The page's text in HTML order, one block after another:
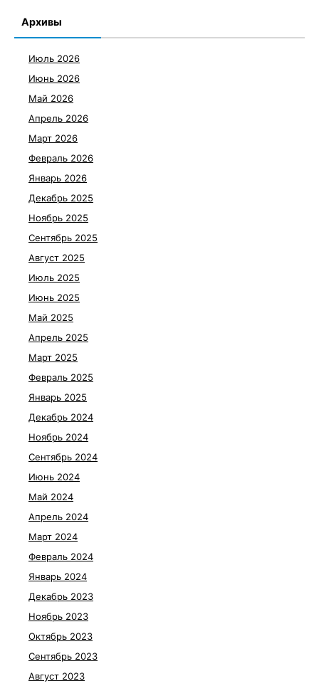
Архивы
Июль 2026
Июнь 2026
Май 2026
Апрель 2026
Март 2026
Февраль 2026
Январь 2026
Декабрь 2025
Ноябрь 2025
Сентябрь 2025
Август 2025
Июль 2025
Июнь 2025
Май 2025
Апрель 2025
Март 2025
Февраль 2025
Январь 2025
Декабрь 2024
Ноябрь 2024
Сентябрь 2024
Июнь 2024
Май 2024
Апрель 2024
Март 2024
Февраль 2024
Январь 2024
Декабрь 2023
Ноябрь 2023
Октябрь 2023
Сентябрь 2023
Август 2023